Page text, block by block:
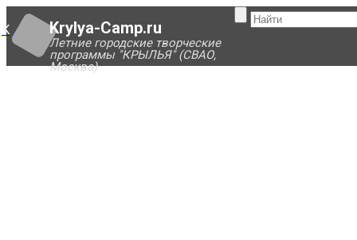
K Krylya-Camp.ru
Летние городские творческие
программы "КРЫЛЬЯ" (СВАО,
Москва)